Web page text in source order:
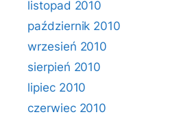
listopad 2010
październik 2010
wrzesień 2010
sierpień 2010
lipiec 2010
czerwiec 2010